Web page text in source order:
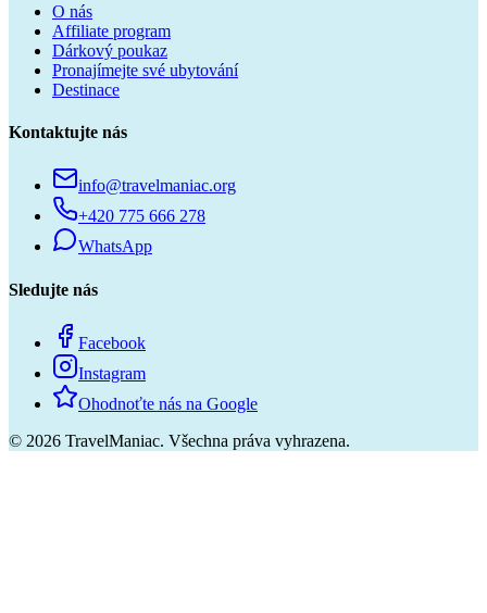
O nás
Affiliate program
Dárkový poukaz
Pronajímejte své ubytování
Destinace
Kontaktujte nás
info@travelmaniac.org
+420 775 666 278
WhatsApp
Sledujte nás
Facebook
Instagram
Ohodnoťte nás na Google
© 2026 TravelManiac. Všechna práva vyhrazena.